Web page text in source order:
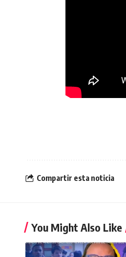
Compartir esta noticia
You Might Also Like